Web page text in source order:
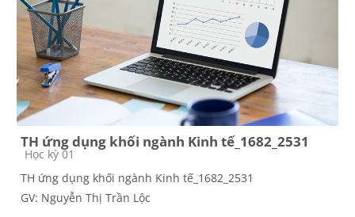
TH ứng dụng khối ngành Kinh tế_1682_2531
Course category
Học kỳ 01
TH ứng dụng khối ngành Kinh tế_1682_2531
GV: Nguyễn Thị Trần Lộc